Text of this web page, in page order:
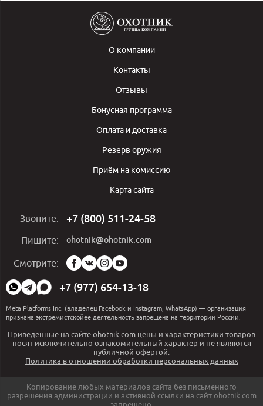
О компании
Контакты
Отзывы
Бонусная программа
Оплата и доставка
Резерв оружия
Приём на комиссию
Карта сайта
Звоните: +7 (800) 511-24-58
Пишите: ohotnik@ohotnik.com
Смотрите:
Мы
в
социальных
сетях:
+7 (977) 654-13-18
Meta Platforms Inc. (владелец Facebook и Instagram, WhatsApp) — организация
признана экстремистскойеё деятельность запрещена на территории России.
Приведенные на сайте ohotnik.com цены и характеристики товаров
носят исключительно ознакомительный характер и не являются
публичной офертой.
Политика в отношении обработки персональных данных
Копирование любых материалов сайта без письменного
разрешения администрации и активной ссылки на сайт ohotnik.com